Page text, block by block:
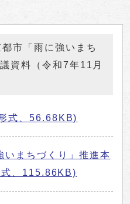
市「雨に強いまち
資料（令和7年11月
式、56.68KB)
まちづくり」推進本
、115.86KB)